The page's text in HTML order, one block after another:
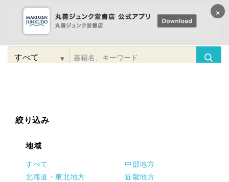
コンテンツに
進む
検
▾
絞り込み
地域
すべて
北海道・東北地方
中部地方
近畿地方
×